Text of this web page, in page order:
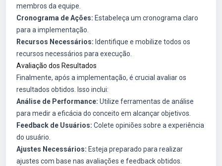
membros da equipe.
Cronograma de Ações: Estabeleça um cronograma claro
para a implementação.
Recursos Necessários: Identifique e mobilize todos os
recursos necessários para execução.
Avaliação dos Resultados
Finalmente, após a implementação, é crucial avaliar os
resultados obtidos. Isso inclui:
Análise de Performance: Utilize ferramentas de análise
para medir a eficácia do conceito em alcançar objetivos.
Feedback de Usuários: Colete opiniões sobre a experiência
do usuário.
Ajustes Necessários: Esteja preparado para realizar
ajustes com base nas avaliações e feedback obtidos.